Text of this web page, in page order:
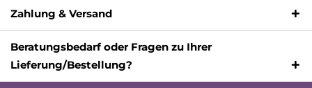
Zahlung & Versand
Beratungsbedarf oder Fragen zu Ihrer
Lieferung/Bestellung?